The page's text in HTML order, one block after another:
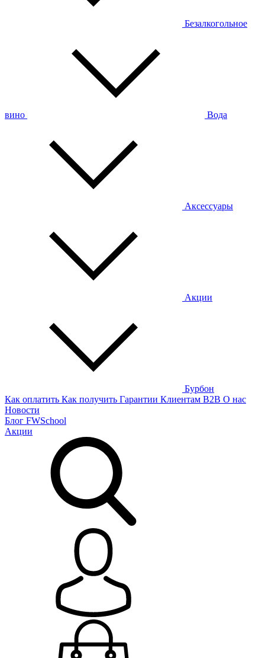
Безалкогольное
вино Вода
Аксессуары
Акции
Бурбон
Как оплатить Как получить Гарантии Клиентам B2B О нас
Новости
Блог FWSchool
Акции